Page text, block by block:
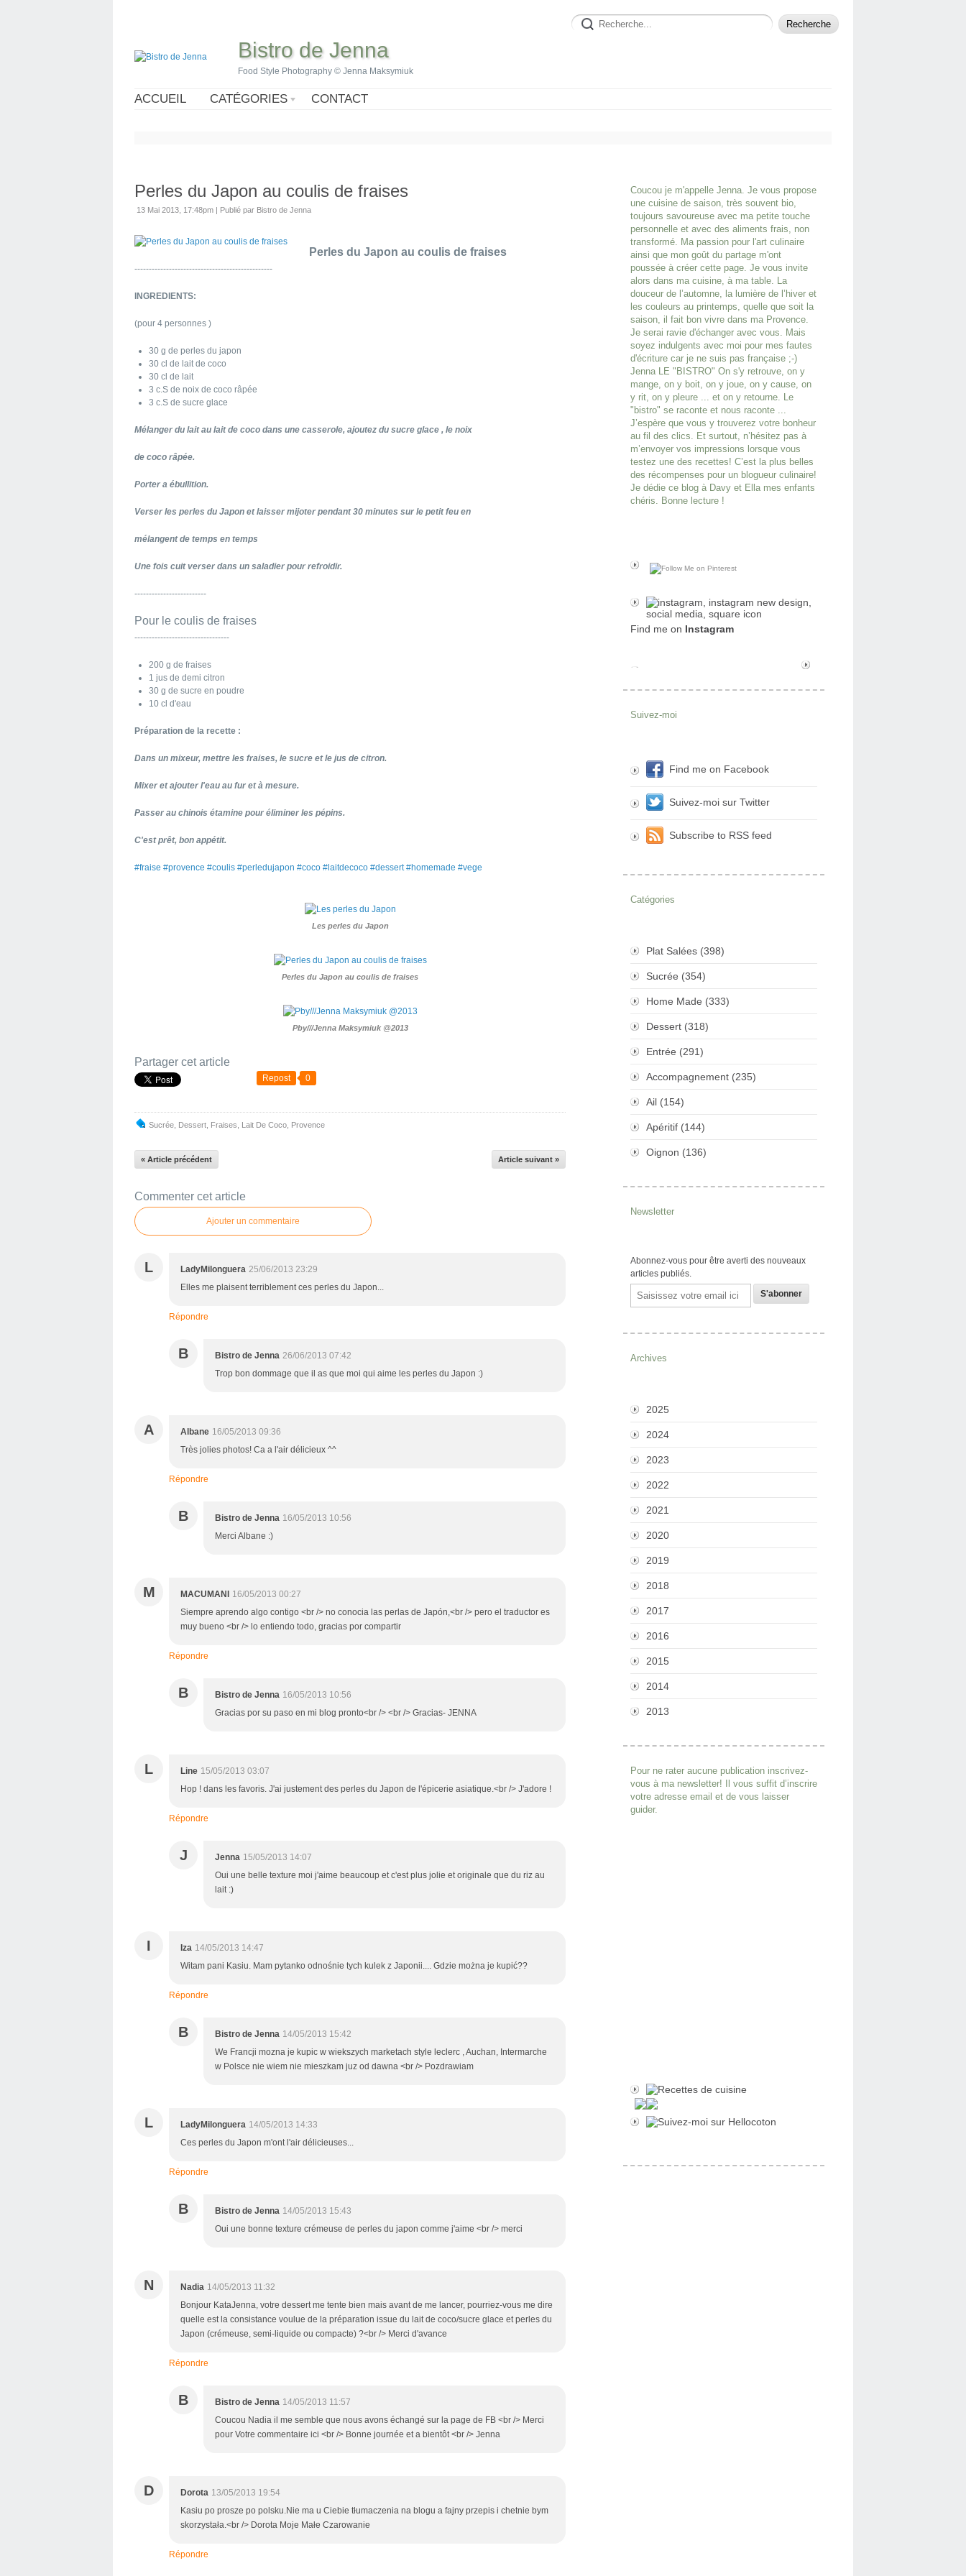
Bistro de Jenna
Food Style Photography © Jenna Maksymiuk
ACCUEIL CATÉGORIES CONTACT
Perles du Japon au coulis de fraises
13 Mai 2013, 17:48pm | Publié par Bistro de Jenna
Perles du Japon au coulis de fraises
------------------------------------------------
INGREDIENTS:
(pour 4 personnes )
30 g de perles du japon
30 cl de lait de coco
30 cl de lait
3 c.S de noix de coco râpée
3 c.S de sucre glace
Mélanger du lait au lait de coco dans une casserole, ajoutez du sucre glace , le noix
de coco râpée.
Porter a ébullition.
Verser les perles du Japon et laisser mijoter pendant 30 minutes sur le petit feu en
mélangent de temps en temps
Une fois cuit verser dans un saladier pour refroidir.
-------------------------
Pour le coulis de fraises
---------------------------------
200 g de fraises
1 jus de demi citron
30 g de sucre en poudre
10 cl d'eau
Préparation de la recette :
Dans un mixeur, mettre les fraises, le sucre et le jus de citron.
Mixer et ajouter l'eau au fur et à mesure.
Passer au chinois étamine pour éliminer les pépins.
C'est prêt, bon appétit.
#fraise #provence #coulis #perledujapon #coco #laitdecoco #dessert #homemade #vege
Les perles du Japon
Perles du Japon au coulis de fraises
Pby///Jenna Maksymiuk @2013
Partager cet article
Repost 0
Sucrée Dessert Fraises Lait De Coco Provence
« Article précédent Article suivant »
Commenter cet article
Ajouter un commentaire
L LadyMilonguera 25/06/2013 23:29
Elles me plaisent terriblement ces perles du Japon...
Répondre
B Bistro de Jenna 26/06/2013 07:42
Trop bon dommage que il as que moi qui aime les perles du Japon :)
A Albane 16/05/2013 09:36
Très jolies photos! Ca a l'air délicieux ^^
Répondre
B Bistro de Jenna 16/05/2013 10:56
Merci Albane :)
M MACUMANI
16/05/2013 00:27
Siempre aprendo algo contigo <br /> no conocia las perlas de Japón,<br /> pero el traductor es
muy bueno <br /> lo entiendo todo, gracias por compartir
Répondre
B Bistro de Jenna 16/05/2013 10:56
Gracias por su paso en mi blog pronto<br /> <br /> Gracias- JENNA
L Line 15/05/2013 03:07
Hop ! dans les favoris. J'ai justement des perles du Japon de l'épicerie asiatique.<br /> J'adore !
Répondre
J Jenna 15/05/2013 14:07
Oui une belle texture moi j'aime beaucoup et c'est plus jolie et originale que du riz au
lait :)
I Iza 14/05/2013 14:47
Witam pani Kasiu. Mam pytanko odnośnie tych kulek z Japonii.... Gdzie można je kupić??
Répondre
B Bistro de Jenna 14/05/2013 15:42
We Francji mozna je kupic w wiekszych marketach style leclerc , Auchan, Intermarche
w Polsce nie wiem nie mieszkam juz od dawna <br /> Pozdrawiam
L LadyMilonguera 14/05/2013 14:33
Ces perles du Japon m'ont l'air délicieuses...
Répondre
B Bistro de Jenna 14/05/2013 15:43
Oui une bonne texture crémeuse de perles du japon comme j'aime <br /> merci
N Nadia 14/05/2013 11:32
Bonjour KataJenna, votre dessert me tente bien mais avant de me lancer, pourriez-vous me dire
quelle est la consistance voulue de la préparation issue du lait de coco/sucre glace et perles du
Japon (crémeuse, semi-liquide ou compacte) ?<br /> Merci d'avance
Répondre
B Bistro de Jenna 14/05/2013 11:57
Coucou Nadia il me semble que nous avons échangé sur la page de FB <br /> Merci
pour Votre commentaire ici <br /> Bonne journée et a bientôt <br /> Jenna
D Dorota 13/05/2013 19:54
Kasiu po prosze po polsku.Nie ma u Ciebie tłumaczenia na blogu a fajny przepis i chetnie bym
skorzystała.<br /> Dorota Moje Małe Czarowanie
Répondre
Coucou je m'appelle Jenna. Je vous propose
une cuisine de saison, très souvent bio,
toujours savoureuse avec ma petite touche
personnelle et avec des aliments frais, non
transformé. Ma passion pour l'art culinaire
ainsi que mon goût du partage m'ont
poussée à créer cette page. Je vous invite
alors dans ma cuisine, à ma table. La
douceur de l’automne, la lumière de l’hiver et
les couleurs au printemps, quelle que soit la
saison, il fait bon vivre dans ma Provence.
Je serai ravie d'échanger avec vous. Mais
soyez indulgents avec moi pour mes fautes
d'écriture car je ne suis pas française ;-)
Jenna LE "BISTRO" On s'y retrouve, on y
mange, on y boit, on y joue, on y cause, on
y rit, on y pleure ... et on y retourne. Le
"bistro" se raconte et nous raconte ...
J’espère que vous y trouverez votre bonheur
au fil des clics. Et surtout, n’hésitez pas à
m’envoyer vos impressions lorsque vous
testez une des recettes! C’est la plus belles
des récompenses pour un blogueur culinaire!
Je dédie ce blog à Davy et Ella mes enfants
chéris. Bonne lecture !
Find me on Instagram
Suivez-moi
Find me on Facebook
Suivez-moi sur Twitter
Subscribe to RSS feed
Catégories
Plat Salées (398)
Sucrée (354)
Home Made (333)
Dessert (318)
Entrée (291)
Accompagnement (235)
Ail (154)
Apéritif (144)
Oignon (136)
Newsletter
Abonnez-vous pour être averti des nouveaux
articles publiés.
Email
Archives
2025
2024
2023
2022
2021
2020
2019
2018
2017
2016
2015
2014
2013
Pour ne rater aucune publication inscrivez-
vous à ma newsletter! Il vous suffit d’inscrire
votre adresse email et de vous laisser
guider.